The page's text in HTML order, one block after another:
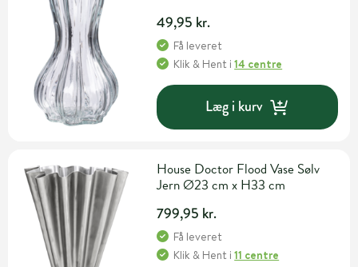
49,95 kr.
Få leveret
Klik & Hent i14 centre
Læg i kurv
House Doctor Flood Vase Sølv
Jern Ø23 cm x H33 cm
799,95 kr.
Få leveret
Klik & Hent i11 centre